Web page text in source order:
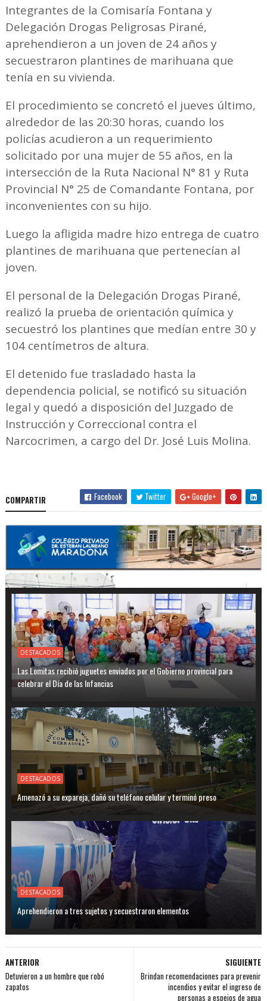
Integrantes de la Comisaría Fontana y
Delegación Drogas Peligrosas Pirané,
aprehendieron a un joven de 24 años y
secuestraron plantines de marihuana que
tenía en su vivienda.
El procedimiento se concretó el jueves último,
alrededor de las 20:30 horas, cuando los
policías acudieron a un requerimiento
solicitado por una mujer de 55 años, en la
intersección de la Ruta Nacional N° 81 y Ruta
Provincial N° 25 de Comandante Fontana, por
inconvenientes con su hijo.
Luego la afligida madre hizo entrega de cuatro
plantines de marihuana que pertenecían al
joven.
El personal de la Delegación Drogas Pirané,
realizó la prueba de orientación química y
secuestró los plantines que medían entre 30 y
104 centímetros de altura.
El detenido fue trasladado hasta la
dependencia policial, se notificó su situación
legal y quedó a disposición del Juzgado de
Instrucción y Correccional contra el
Narcocrimen, a cargo del Dr. José Luis Molina.
COMPARTIR Facebook Twitter Google+
DESTACADOS
Las Lomitas recibió juguetes enviados por el Gobierno provincial para
celebrar el Día de las Infancias
DESTACADOS
Amenazó a su expareja, dañó su teléfono celular y terminó preso
DESTACADOS
Aprehendieron a tres sujetos y secuestraron elementos
SIGUIENTE
Brindan recomendaciones para prevenir
incendios y evitar el ingreso de
personas a espejos de agua
ANTERIOR
Detuvieron a un hombre que robó
zapatos